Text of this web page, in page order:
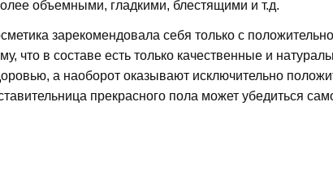
объемными, гладкими, блестящими и т.д.
зарекомендовала себя только с
что в составе есть только качественные и
а наоборот оказывают исключительно
прекрасного пола может убедиться